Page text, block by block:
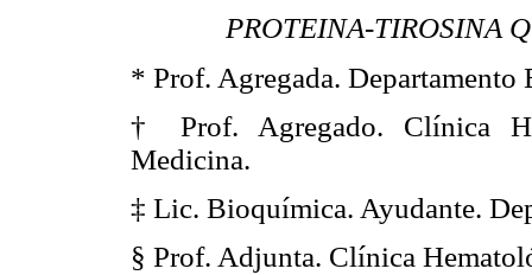
PROTEINA-TIROSINA
* Prof. Agregada. Departamento
† Prof. Agregado. Clínica
Medicina.
‡ Lic. Bioquímica. Ayudante.
§ Prof. Adjunta. Clínica